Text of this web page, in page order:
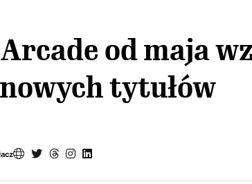
od maja
tytułów